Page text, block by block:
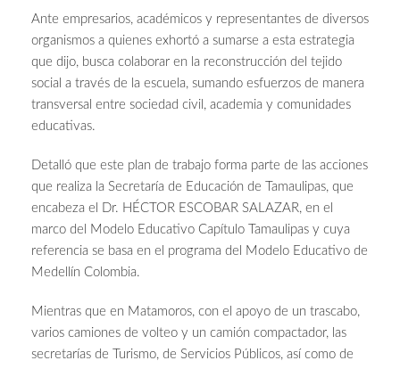
Ante empresarios, académicos y representantes de diversos
organismos a quienes exhortó a sumarse a esta estrategia
que dijo, busca colaborar en la reconstrucción del tejido
social a través de la escuela, sumando esfuerzos de manera
transversal entre sociedad civil, academia y comunidades
educativas.
Detalló que este plan de trabajo forma parte de las acciones
que realiza la Secretaría de Educación de Tamaulipas, que
encabeza el Dr. HÉCTOR ESCOBAR SALAZAR, en el
marco del Modelo Educativo Capítulo Tamaulipas y cuya
referencia se basa en el programa del Modelo Educativo de
Medellín Colombia.
Mientras que en Matamoros, con el apoyo de un trascabo,
varios camiones de volteo y un camión compactador, las
secretarías de Turismo, de Servicios Públicos, así como de